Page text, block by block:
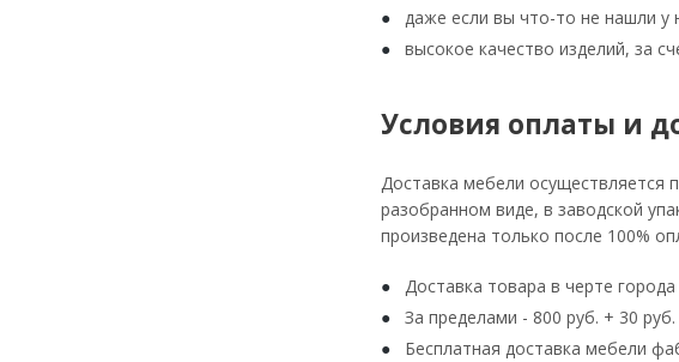
даже если вы что-то не нашли у
высокое качество изделий, за
Условия оплаты и
Доставка мебели осуществляется
разобранном виде, в заводской
произведена только после 100%
Доставка товара в черте города
За пределами - 800 руб. + 30
Бесплатная доставка мебели